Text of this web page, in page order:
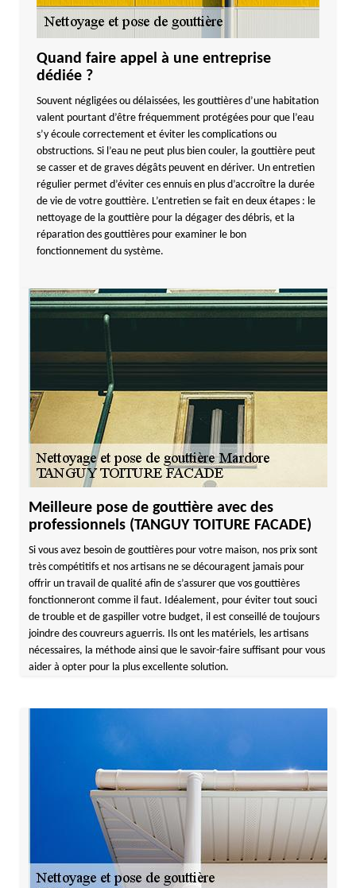
Quand faire appel à une entreprise
dédiée ?
Souvent négligées ou délaissées, les gouttières d’une habitation
valent pourtant d’être fréquemment protégées pour que l’eau
s’y écoule correctement et éviter les complications ou
obstructions. Si l’eau ne peut plus bien couler, la gouttière peut
se casser et de graves dégâts peuvent en dériver. Un entretien
régulier permet d’éviter ces ennuis en plus d’accroître la durée
de vie de votre gouttière. L’entretien se fait en deux étapes : le
nettoyage de la gouttière pour la dégager des débris, et la
réparation des gouttières pour examiner le bon
fonctionnement du système.
Meilleure pose de gouttière avec des
professionnels (TANGUY TOITURE FACADE)
Si vous avez besoin de gouttières pour votre maison, nos prix sont
très compétitifs et nos artisans ne se découragent jamais pour
offrir un travail de qualité afin de s’assurer que vos gouttières
fonctionneront comme il faut. Idéalement, pour éviter tout souci
de trouble et de gaspiller votre budget, il est conseillé de toujours
joindre des couvreurs aguerris. Ils ont les matériels, les artisans
nécessaires, la méthode ainsi que le savoir-faire suffisant pour vous
aider à opter pour la plus excellente solution.